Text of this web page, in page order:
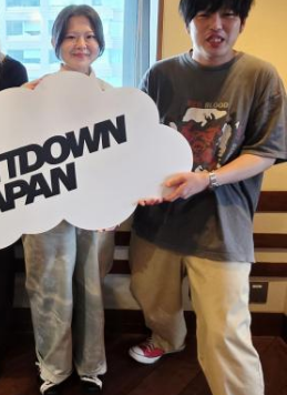
マの音楽って、どう作っていく
わらせてもらったんですけど、今
る曲やバンドでやる曲の作り方と
像にいかに没頭させるかが重要と
、音楽を聴いてほしくて作って
の音楽は、映像を観てもらわない
てもらったらダメなんですよ。だ
作り方を体験できて、めちゃめち
さん、海さん